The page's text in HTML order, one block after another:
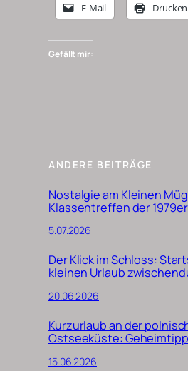
E-Mail Drucken
Gefällt mir:
ANDERE BEITRÄGE
Nostalgie am Kleinen
Klassentreffen der
5.07.2026
Der Klick im Schloss:
kleinen Urlaub
20.06.2026
Kurzurlaub an der
Ostseeküste: Geheimtipp
15.06.2026